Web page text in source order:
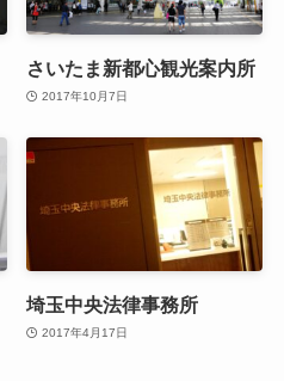
さいたま新都心観光案内所
2017年10月7日
埼玉中央法律事務所
2017年4月17日